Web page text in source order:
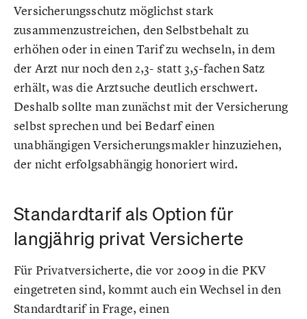
Versicherungsschutz möglichst stark
zusammenzustreichen, den Selbstbehalt zu
erhöhen oder in einen Tarif zu wechseln, in dem
der Arzt nur noch den 2,3- statt 3,5-fachen Satz
erhält, was die Arztsuche deutlich erschwert.
Deshalb sollte man zunächst mit der Versicherung
selbst sprechen und bei Bedarf einen
unabhängigen Versicherungsmakler hinzuziehen,
der nicht erfolgsabhängig honoriert wird.
Standardtarif als Option für
langjährig privat Versicherte
Für Privatversicherte, die vor 2009 in die PKV
eingetreten sind, kommt auch ein Wechsel in den
Standardtarif in Frage, einen